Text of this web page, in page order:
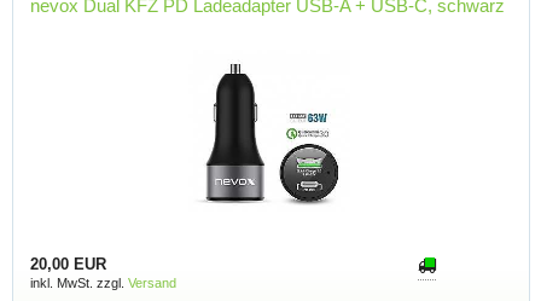
nevox Dual KFZ PD Ladeadapter USB-A + USB-C, schwarz
20,00 EUR
inkl. MwSt. zzgl. Versand